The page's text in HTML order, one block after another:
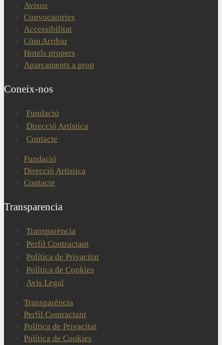
Avisos
Convocatories
Accessibilitat
Cóm Arribar
Hotels propers
Aparcaments a prop
Coneix-nos
Fundació
Direcció Artística
Contacte
Fundació
Direcció Artística
Contacte
Transparencia
Transparència
Perfil Contractant
Política de Privacitat
Política de Cookies
Avís Legal
Transparència
Perfil Contractant
Política de Privacitat
Política de Cookies